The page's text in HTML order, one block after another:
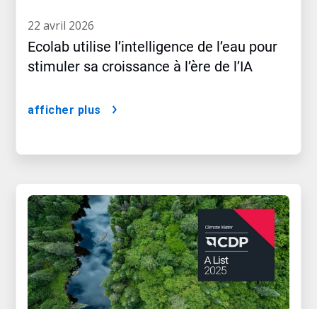
22 avril 2026
Ecolab utilise l’intelligence de l’eau pour
stimuler sa croissance à l’ère de l’IA
afficher plus